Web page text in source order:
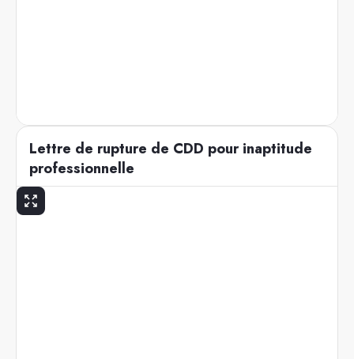
Lettre de rupture de CDD pour inaptitude
professionnelle